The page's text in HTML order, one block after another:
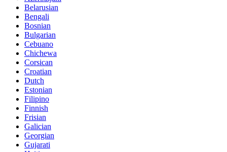
Belarusian
Bengali
Bosnian
Bulgarian
Cebuano
Chichewa
Corsican
Croatian
Dutch
Estonian
Filipino
Finnish
Frisian
Galician
Georgian
Gujarati